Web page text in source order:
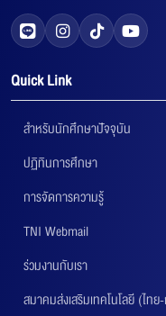
Quick Link
สำหรับนักศึกษาปัจจุบัน
ปฏิทินการศึกษา
การจัดการความรู้
TNI Webmail
ร่วมงานกับเรา
สมาคมส่งเสริมเทคโนโลยี (ไท